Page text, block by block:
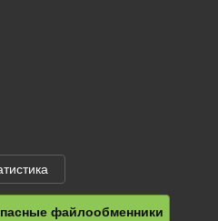
файлообменники